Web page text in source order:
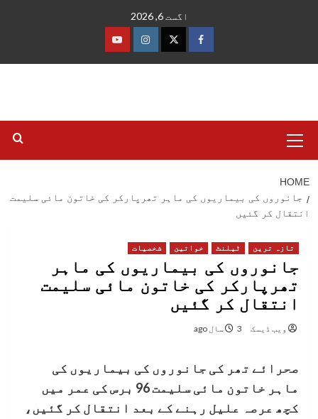
اگست 6, 2026
فیس
ٹوئٹرانسٹاگرام
یوٹیوب
Menu
HOME
جانوروں کی بیماریوں کی ماہر تھرپارکر کی خاتون مائی سلیمت
انتقال کر گئیں
تازہ ترین ٹیلنٹ خواتین شخصیات
جانوروں کی بیماریوں کی ماہر
تھرپارکر کی خاتون مائی سلیمت
انتقال کر گئیں
ویب ڈیسک 3 سال ago
صحرائے تھر کی جانوروں کی بیماریوں کی
ماہر خاتون مائی سلیمت 96 برس کی عمر میں
کچھ عرصہ علیل رہنے کے بعد انتقال کر گئیں،